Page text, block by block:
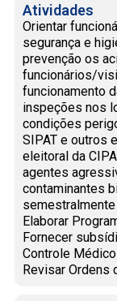
Atividades
Orientar
segurança e
prevenção os
funcionários/
funcionamento
inspeções nos
condições
SIPAT e outros
eleitoral da
agentes
contaminantes
Elaborar
Fornecer
Controle
Revisar Ordens